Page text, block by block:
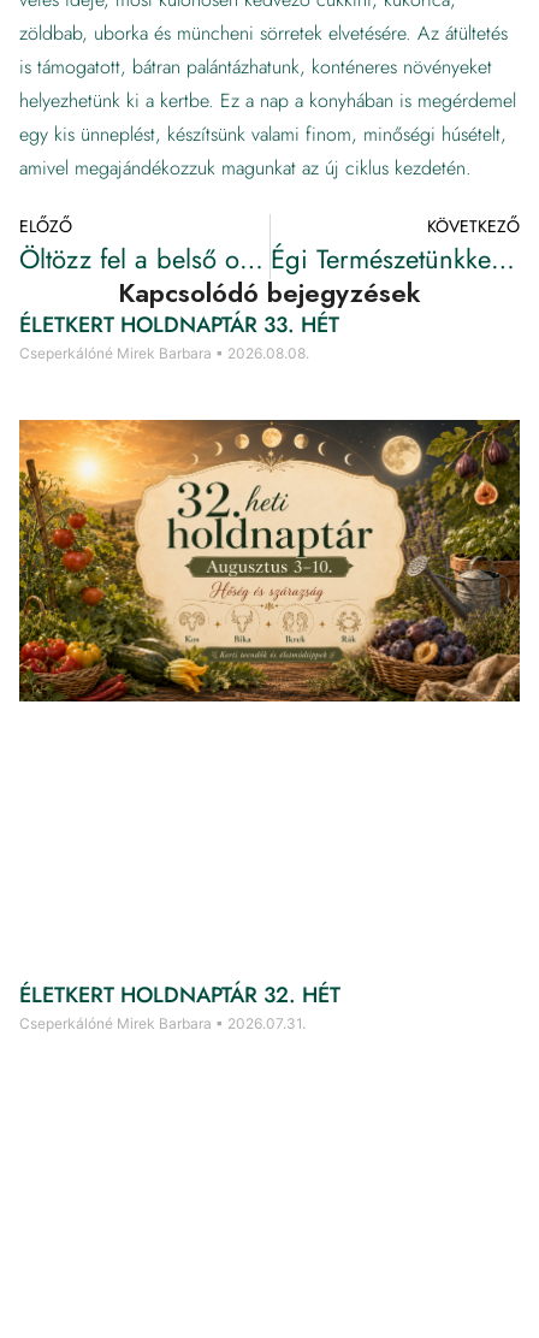
zöldbab, uborka és müncheni sörretek elvetésére. Az átültetés
is támogatott, bátran palántázhatunk, konténeres növényeket
helyezhetünk ki a kertbe. Ez a nap a konyhában is megérdemel
egy kis ünneplést, készítsünk valami finom, minőségi húsételt,
amivel megajándékozzuk magunkat az új ciklus kezdetén.
ELŐZŐ
Öltözz fel a belső otthonod fényébe – Kármelhegyi Boldogasszony ünnepén
KÖVETKEZŐ
Égi Természetünkkel összekapcsoló újhold – 2025. július 24. 21:10
Kapcsolódó bejegyzések
ÉLETKERT HOLDNAPTÁR 33. HÉT
Cseperkálóné Mirek Barbara 2026.08.08.
ÉLETKERT HOLDNAPTÁR 32. HÉT
Cseperkálóné Mirek Barbara 2026.07.31.